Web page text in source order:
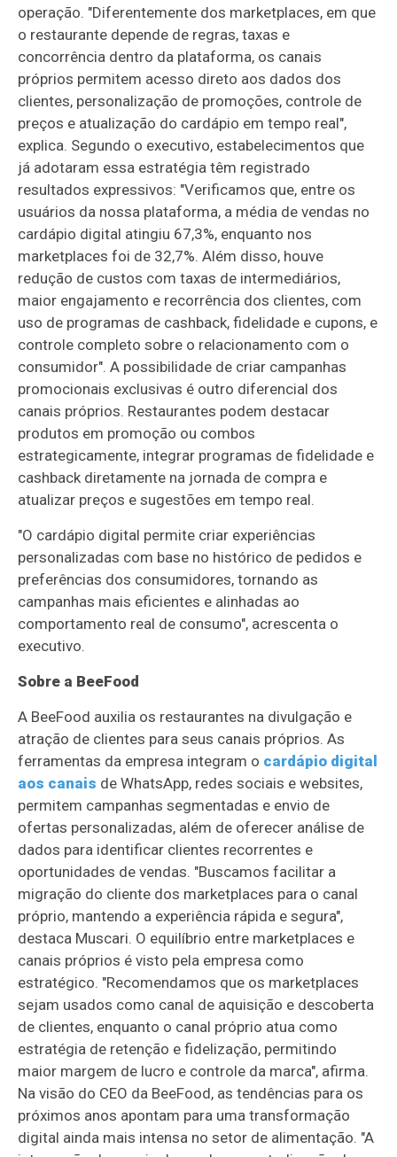
operação. "Diferentemente dos marketplaces, em que
o restaurante depende de regras, taxas e
concorrência dentro da plataforma, os canais
próprios permitem acesso direto aos dados dos
clientes, personalização de promoções, controle de
preços e atualização do cardápio em tempo real",
explica. Segundo o executivo, estabelecimentos que
já adotaram essa estratégia têm registrado
resultados expressivos: "Verificamos que, entre os
usuários da nossa plataforma, a média de vendas no
cardápio digital atingiu 67,3%, enquanto nos
marketplaces foi de 32,7%. Além disso, houve
redução de custos com taxas de intermediários,
maior engajamento e recorrência dos clientes, com
uso de programas de cashback, fidelidade e cupons, e
controle completo sobre o relacionamento com o
consumidor". A possibilidade de criar campanhas
promocionais exclusivas é outro diferencial dos
canais próprios. Restaurantes podem destacar
produtos em promoção ou combos
estrategicamente, integrar programas de fidelidade e
cashback diretamente na jornada de compra e
atualizar preços e sugestões em tempo real.
"O cardápio digital permite criar experiências
personalizadas com base no histórico de pedidos e
preferências dos consumidores, tornando as
campanhas mais eficientes e alinhadas ao
comportamento real de consumo", acrescenta o
executivo.
Sobre a BeeFood
A BeeFood auxilia os restaurantes na divulgação e
atração de clientes para seus canais próprios. As
ferramentas da empresa integram o cardápio digital
aos canais de WhatsApp, redes sociais e websites,
permitem campanhas segmentadas e envio de
ofertas personalizadas, além de oferecer análise de
dados para identificar clientes recorrentes e
oportunidades de vendas. "Buscamos facilitar a
migração do cliente dos marketplaces para o canal
próprio, mantendo a experiência rápida e segura",
destaca Muscari. O equilíbrio entre marketplaces e
canais próprios é visto pela empresa como
estratégico. "Recomendamos que os marketplaces
sejam usados como canal de aquisição e descoberta
de clientes, enquanto o canal próprio atua como
estratégia de retenção e fidelização, permitindo
maior margem de lucro e controle da marca", afirma.
Na visão do CEO da BeeFood, as tendências para os
próximos anos apontam para uma transformação
digital ainda mais intensa no setor de alimentação. "A